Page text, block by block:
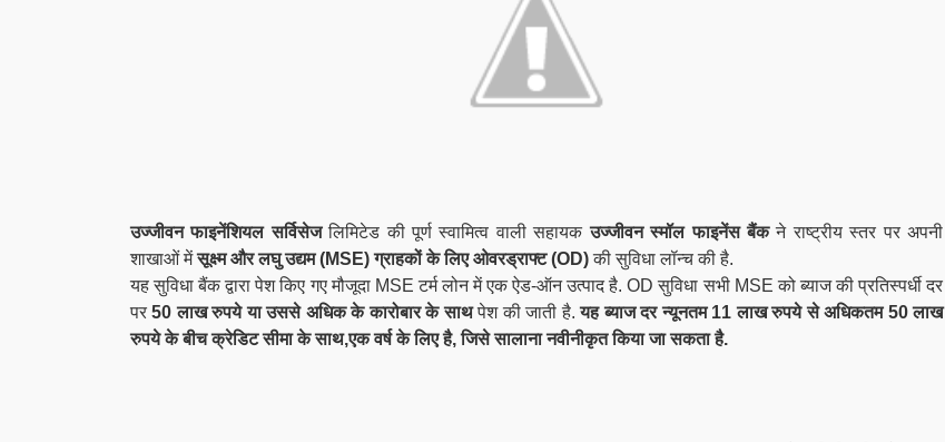
उज्जीवन फाइनेंशियल सर्विसेजलिमिटेड की पूर्ण स्वामित्व वाली सहायकउज्जीवन स्मॉल फाइनेंस बैंकने राष्ट्रीय स्तर पर अपनी
शाखाओं मेंसूक्ष्म और लघु उद्यम (MSE) ग्राहकों के लिए ओवरड्राफ्ट (OD)की सुविधा लॉन्च की है.
यह सुविधा बैंक द्वारा पेश किए गए मौजूदा MSE टर्म लोन में एक ऐड-ऑन उत्पाद है. OD सुविधा सभी MSE को ब्याज की प्रतिस्पर्धी दर
पर50 लाख रुपये या उससे अधिक के कारोबार के साथपेश की जाती है.यह ब्याज दर न्यूनतम 11 लाख रुपये से अधिकतम 50 लाख
रुपये के बीच क्रेडिट सीमा के साथ,एक वर्ष के लिए है, जिसे सालाना नवीनीकृत किया जा सकता है.